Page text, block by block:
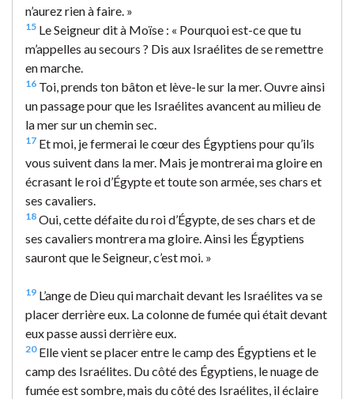
n’aurez rien à faire. »
15 Le Seigneur dit à Moïse : « Pourquoi est-ce que tu
m’appelles au secours ? Dis aux Israélites de se remettre
en marche.
16 Toi, prends ton bâton et lève-le sur la mer. Ouvre ainsi
un passage pour que les Israélites avancent au milieu de
la mer sur un chemin sec.
17 Et moi, je fermerai le cœur des Égyptiens pour qu’ils
vous suivent dans la mer. Mais je montrerai ma gloire en
écrasant le roi d’Égypte et toute son armée, ses chars et
ses cavaliers.
18 Oui, cette défaite du roi d’Égypte, de ses chars et de
ses cavaliers montrera ma gloire. Ainsi les Égyptiens
sauront que le Seigneur, c’est moi. »
19 L’ange de Dieu qui marchait devant les Israélites va se
placer derrière eux. La colonne de fumée qui était devant
eux passe aussi derrière eux.
20Elle vient se placer entre le camp des Égyptiens et le
camp des Israélites. Du côté des Égyptiens, le nuage de
fumée est sombre, mais du côté des Israélites, il éclaire